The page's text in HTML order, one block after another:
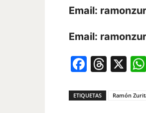
Email:
Email:
X
ETIQUETAS Ramón